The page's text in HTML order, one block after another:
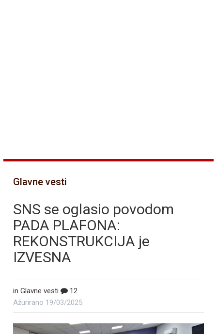
Glavne vesti
SNS se oglasio povodom
PADA PLAFONA:
REKONSTRUKCIJA je
IZVESNA
in Glavne vesti
12
Ažurirano 19/03/2025